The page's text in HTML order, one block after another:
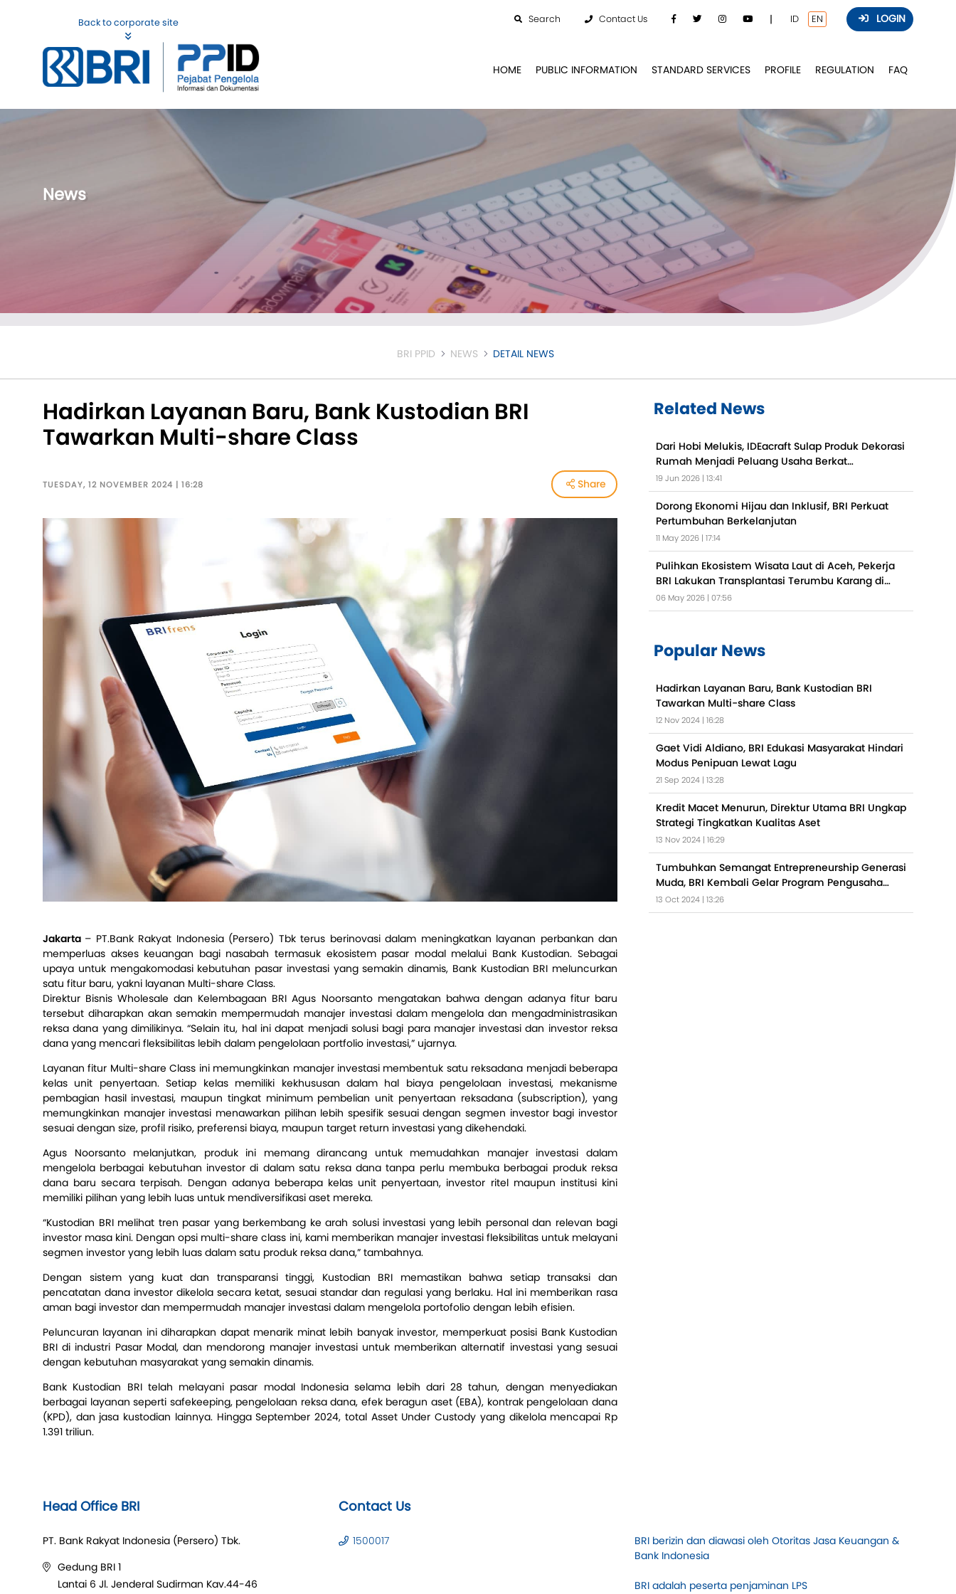
Search Contact Us ID EN LOGIN
Back to corporate site
HOME PUBLIC INFORMATION STANDARD SERVICES PROFILE REGULATION FAQ
News
BRI PPID NEWS DETAIL NEWS
Hadirkan Layanan Baru, Bank Kustodian BRI
Tawarkan Multi-share Class
TUESDAY, 12 NOVEMBER 2024 | 16:28 Share
Jakarta – PT.Bank Rakyat Indonesia (Persero) Tbk terus berinovasi dalam meningkatkan layanan perbankan dan
memperluas akses keuangan bagi nasabah termasuk ekosistem pasar modal melalui Bank Kustodian. Sebagai
upaya untuk mengakomodasi kebutuhan pasar investasi yang semakin dinamis, Bank Kustodian BRI meluncurkan
satu fitur baru, yakni layanan Multi-share Class.
Direktur Bisnis Wholesale dan Kelembagaan BRI Agus Noorsanto mengatakan bahwa dengan adanya fitur baru
tersebut diharapkan akan semakin mempermudah manajer investasi dalam mengelola dan mengadministrasikan
reksa dana yang dimilikinya. “Selain itu, hal ini dapat menjadi solusi bagi para manajer investasi dan investor reksa
dana yang mencari fleksibilitas lebih dalam pengelolaan portfolio investasi,” ujarnya.
Layanan fitur Multi-share Class ini memungkinkan manajer investasi membentuk satu reksadana menjadi beberapa
kelas unit penyertaan. Setiap kelas memiliki kekhususan dalam hal biaya pengelolaan investasi, mekanisme
pembagian hasil investasi, maupun tingkat minimum pembelian unit penyertaan reksadana (subscription), yang
memungkinkan manajer investasi menawarkan pilihan lebih spesifik sesuai dengan segmen investor bagi investor
sesuai dengan size, profil risiko, preferensi biaya, maupun target return investasi yang dikehendaki.
Agus Noorsanto melanjutkan, produk ini memang dirancang untuk memudahkan manajer investasi dalam
mengelola berbagai kebutuhan investor di dalam satu reksa dana tanpa perlu membuka berbagai produk reksa
dana baru secara terpisah. Dengan adanya beberapa kelas unit penyertaan, investor ritel maupun institusi kini
memiliki pilihan yang lebih luas untuk mendiversifikasi aset mereka.
“Kustodian BRI melihat tren pasar yang berkembang ke arah solusi investasi yang lebih personal dan relevan bagi
investor masa kini. Dengan opsi multi-share class ini, kami memberikan manajer investasi fleksibilitas untuk melayani
segmen investor yang lebih luas dalam satu produk reksa dana,” tambahnya.
Dengan sistem yang kuat dan transparansi tinggi, Kustodian BRI memastikan bahwa setiap transaksi dan
pencatatan dana investor dikelola secara ketat, sesuai standar dan regulasi yang berlaku. Hal ini memberikan rasa
aman bagi investor dan mempermudah manajer investasi dalam mengelola portofolio dengan lebih efisien.
Peluncuran layanan ini diharapkan dapat menarik minat lebih banyak investor, memperkuat posisi Bank Kustodian
BRI di industri Pasar Modal, dan mendorong manajer investasi untuk memberikan alternatif investasi yang sesuai
dengan kebutuhan masyarakat yang semakin dinamis.
Bank Kustodian BRI telah melayani pasar modal Indonesia selama lebih dari 28 tahun, dengan menyediakan
berbagai layanan seperti safekeeping, pengelolaan reksa dana, efek beragun aset (EBA), kontrak pengelolaan dana
(KPD), dan jasa kustodian lainnya. Hingga September 2024, total Asset Under Custody yang dikelola mencapai Rp
1.391 triliun.
Related News
Dari Hobi Melukis, IDEacraft Sulap Produk Dekorasi
Rumah Menjadi Peluang Usaha Berkat
Pemberdayaan BRI
19 Jun 2026 | 13:41
Dorong Ekonomi Hijau dan Inklusif, BRI Perkuat
Pertumbuhan Berkelanjutan
11 May 2026 | 17:14
Pulihkan Ekosistem Wisata Laut di Aceh, Pekerja
BRI Lakukan Transplantasi Terumbu Karang di
Perairan Kepulauan Sabang
06 May 2026 | 07:56
Popular News
Hadirkan Layanan Baru, Bank Kustodian BRI
Tawarkan Multi-share Class
12 Nov 2024 | 16:28
Gaet Vidi Aldiano, BRI Edukasi Masyarakat Hindari
Modus Penipuan Lewat Lagu
21 Sep 2024 | 13:28
Kredit Macet Menurun, Direktur Utama BRI Ungkap
Strategi Tingkatkan Kualitas Aset
13 Nov 2024 | 16:29
Tumbuhkan Semangat Entrepreneurship Generasi
Muda, BRI Kembali Gelar Program Pengusaha
Muda BRILiaN 2024
13 Oct 2024 | 13:26
Head Office BRI
PT. Bank Rakyat Indonesia (Persero) Tbk.
Gedung BRI 1
Lantai 6 Jl. Jenderal Sudirman Kav.44-46
Contact Us
1500017
BRI berizin dan diawasi oleh Otoritas Jasa Keuangan &
Bank Indonesia
BRI adalah peserta penjaminan LPS